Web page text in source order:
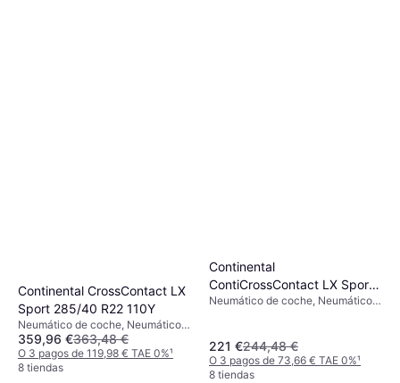
Continental CrossContact LX
Sport 285/40 R22 110Y
Neumático de coche, Neumáticos
de verano, Neumáticos para todas
las estaciones, No, Coche de
Pasajeros, 4x4, Perfil 40 %, Índice
359,96 €363,48 €
O 3 pagos de 119,98 € TAE 0%¹
8 tiendas
Continental
ContiCrossContact LX Sport
245/45 R20 103W XL FR
Neumático de coche, Neumáticos
Vehículo Utilitario Deportivo,
Coche de Pasajeros, Perfil 45 %,
Índice de Velocidad W (270 km/h),
221 €244,48 €
O 3 pagos de 73,66 € TAE 0%¹
8 tiendas